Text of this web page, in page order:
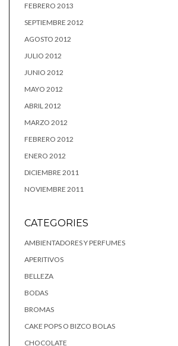
FEBRERO 2013
SEPTIEMBRE 2012
AGOSTO 2012
JULIO 2012
JUNIO 2012
MAYO 2012
ABRIL 2012
MARZO 2012
FEBRERO 2012
ENERO 2012
DICIEMBRE 2011
NOVIEMBRE 2011
CATEGORIES
AMBIENTADORES Y PERFUMES
APERITIVOS
BELLEZA
BODAS
BROMAS
CAKE POPS O BIZCO BOLAS
CHOCOLATE